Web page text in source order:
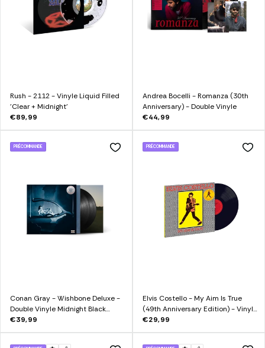
Rush - 2112 - Vinyle Liquid Filled
'Clear + Midnight'
€89,99
Andrea Bocelli - Romanza (30th
Anniversary) - Double Vinyle
€44,99
PRÉCOMMANDE
Conan Gray - Wishbone Deluxe -
Double Vinyle Midnight Black
Edition
€39,99
PRÉCOMMANDE
Elvis Costello - My Aim Is True
(49th Anniversary Edition) - Vinyle
180g
€29,99